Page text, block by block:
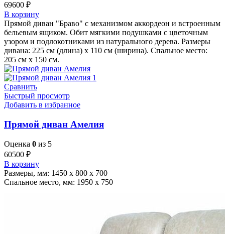
69600 ₽
В корзину
Прямой диван "Браво" с механизмом аккордеон и встроенным
бельевым ящиком. Обит мягкими подушками с цветочным
узором и подлокотниками из натурального дерева. Размеры
дивана: 225 см (длина) x 110 см (ширина). Спальное место:
205 см x 150 см.
Сравнить
Быстрый просмотр
Добавить в избранное
Прямой диван Амелия
Оценка 0 из 5
60500 ₽
В корзину
Размеры, мм: 1450 х 800 х 700
Спальное место, мм: 1950 х 750